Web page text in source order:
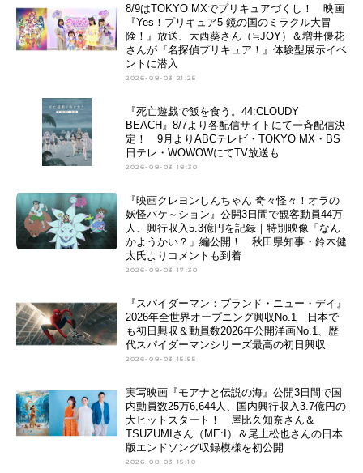
8/9はTOKYO MXでプリキュアづくし！ 映画
『Yes！プリキュア5 鏡の国のミラクル大冒
険！』放送、大西葵さん（≒JOY）＆増井優花
さんが『名探偵プリキュア！』体験型展示イベ
ントに潜入
2026-08-03 21:25
『死亡遊戯で飯を食う。44:CLOUDY
BEACH』8/7より各配信サイトにて一斉配信決
定！ 9月よりABCテレビ・TOKYO MX・BS
日テレ・WOWOWにてTV放送も
2026-08-03 18:30
『映画クレヨンしんちゃん 奇々怪々！オラの
妖怪バケ～ション』公開3日間で観客動員44万
人、興行収入5.3億円を記録｜特別映像「なん
かようかい？」編公開！ 秋田県知事・鈴木健
太氏よりコメントも到着
2026-08-03 17:30
『スパイダーマン：ブランド・ニュー・デイ』
2026年全世界オープニング興収No.1 日本で
も初日興収＆動員数2026年公開洋画No.1、歴
代スパイダーマンシリーズ最高の初日興収
2026-08-03 15:55
実写映画『モアナと伝説の海』公開3日間で国
内動員数25万6,644人、国内興行収入3.7億円の
大ヒットスタート！ 屋比久知奈さん＆
TSUZUMIさん（ME:I）＆尾上松也さんの日本
版エンドソング収録模様を初公開
2026-08-03 15:10